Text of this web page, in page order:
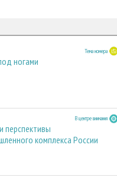
Тема номера
ногами
В центре внимания
перспективы
комплекса России